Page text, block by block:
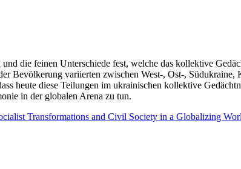
die feinen Unterschiede fest, welche das kollektive
variierten zwischen West-, Ost-, Südukraine,
heute diese Teilungen im ukrainischen kollektive
in der globalen Arena zu tun.
Transformations and Civil Society in a Globalizing